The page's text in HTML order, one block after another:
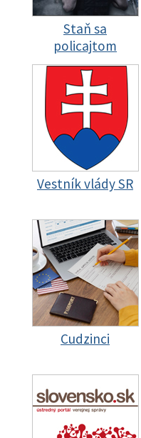
Staň sa
policajtom
Vestník vlády SR
Cudzinci